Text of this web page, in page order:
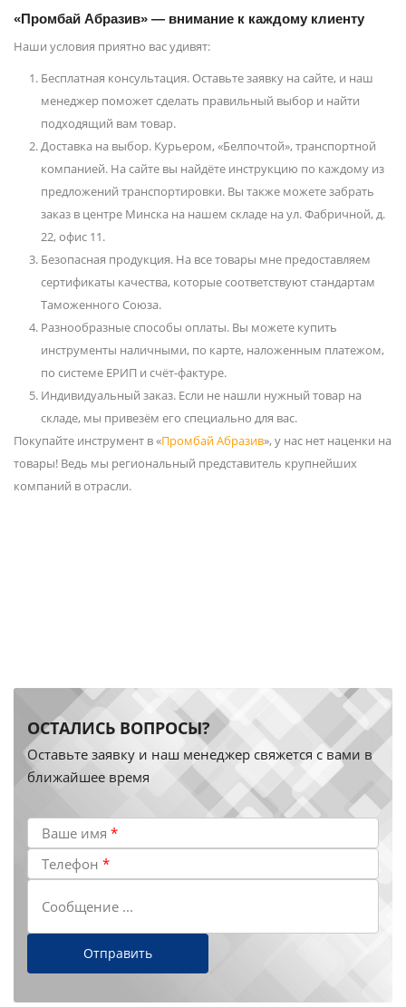
«Промбай Абразив» — внимание к каждому клиенту
Наши условия приятно вас удивят:
Бесплатная консультация. Оставьте заявку на сайте, и наш
менеджер поможет сделать правильный выбор и найти
подходящий вам товар.
Доставка на выбор. Курьером, «Белпочтой», транспортной
компанией. На сайте вы найдёте инструкцию по каждому из
предложений транспортировки. Вы также можете забрать
заказ в центре Минска на нашем складе на ул. Фабричной, д.
22, офис 11.
Безопасная продукция. На все товары мне предоставляем
сертификаты качества, которые соответствуют стандартам
Таможенного Союза.
Разнообразные способы оплаты. Вы можете купить
инструменты наличными, по карте, наложенным платежом,
по системе ЕРИП и счёт-фактуре.
Индивидуальный заказ. Если не нашли нужный товар на
складе, мы привезём его специально для вас.
Покупайте инструмент в «Промбай Абразив», у нас нет наценки на
товары! Ведь мы региональный представитель крупнейших
компаний в отрасли.
ОСТАЛИСЬ ВОПРОСЫ?
Оставьте заявку и наш менеджер свяжется с вами в
ближайшее время
Ваше имя *
Телефон *
Сообщение ...